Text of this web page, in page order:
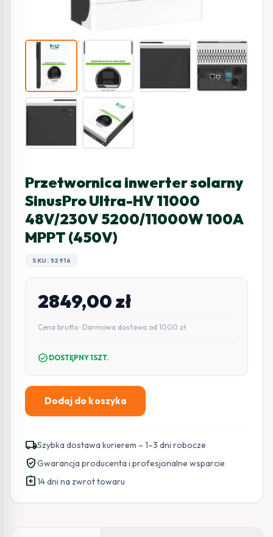
Przetwornica inwerter solarny
SinusPro Ultra-HV 11000
48V/230V 5200/11000W 100A
MPPT (450V)
SKU: 52916
2849,00zł
Cena brutto · Darmowa dostawa od 1000 zł
check_circle DOSTĘPNY 1SZT.
ilość
solarny
SinusPro
Ultra-
Dodaj do koszyka
local_shippingSzybka dostawa kurierem – 1–3 dni robocze
verified_userGwarancja producenta i profesjonalne wsparcie
assignment_return14 dni na zwrot towaru